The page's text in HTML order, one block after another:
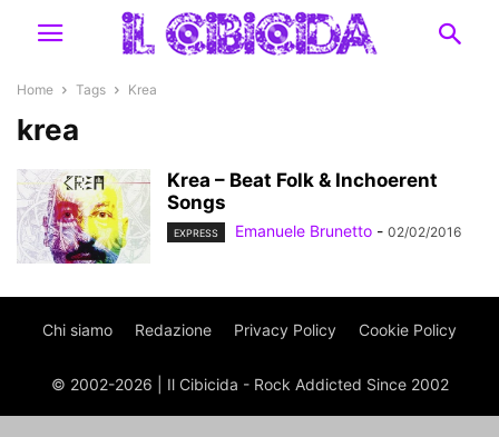
Home Tags Krea
krea
Krea – Beat Folk & Inchoerent
Songs
EXPRESS Emanuele Brunetto - 02/02/2016
Chi siamo Redazione Privacy Policy Cookie Policy
© 2002-2026 | Il Cibicida - Rock Addicted Since 2002